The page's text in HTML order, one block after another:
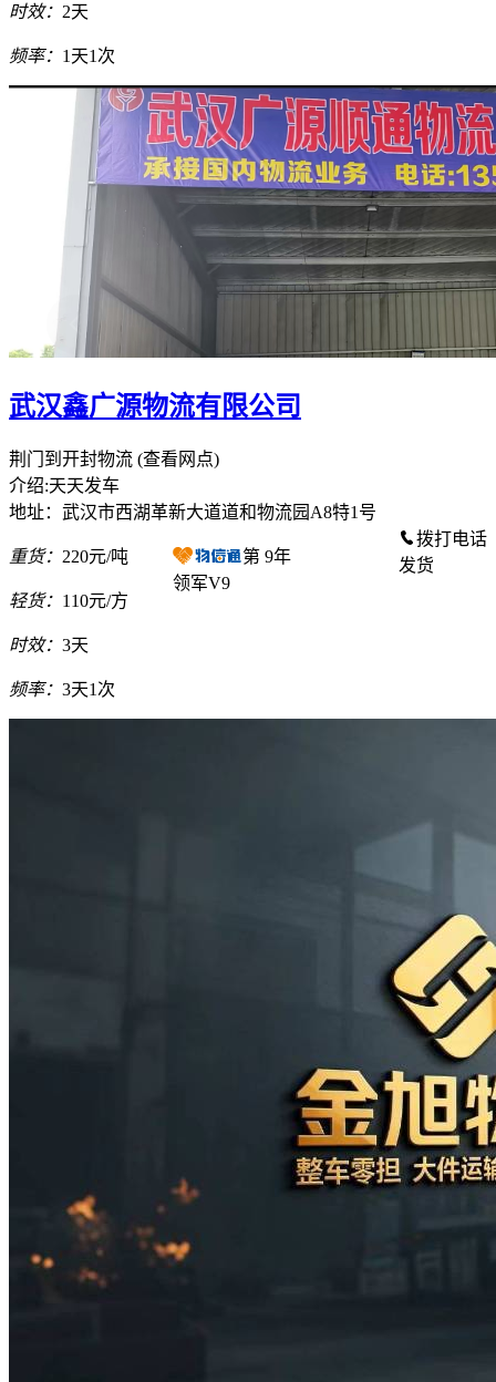
时效： 2天
频率： 1天1次
武汉鑫广源物流有限公司
荆门到开封物流 (查看网点)
介绍:天天发车
地址：武汉市西湖革新大道道和物流园A8特1号
重货： 220元/吨
轻货： 110元/方
时效： 3天
频率： 3天1次
第 9年
领军V9
拨打电话
发货